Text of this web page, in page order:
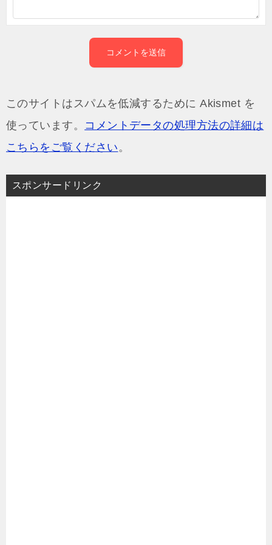
このサイトはスパムを低減するために Akismet を
使っています。 コメントデータの処理方法の詳細は
こちらをご覧ください 。
スポンサードリンク